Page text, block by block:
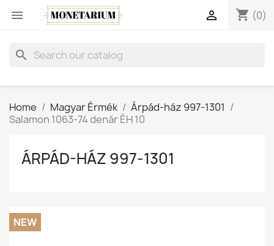
 shopping_cart (0)

search
Home Magyar Érmék
Árpád-ház 997-1301
Salamon 1063-74 denár ÉH 10
ÁRPÁD-HÁZ 997-1301
NEW